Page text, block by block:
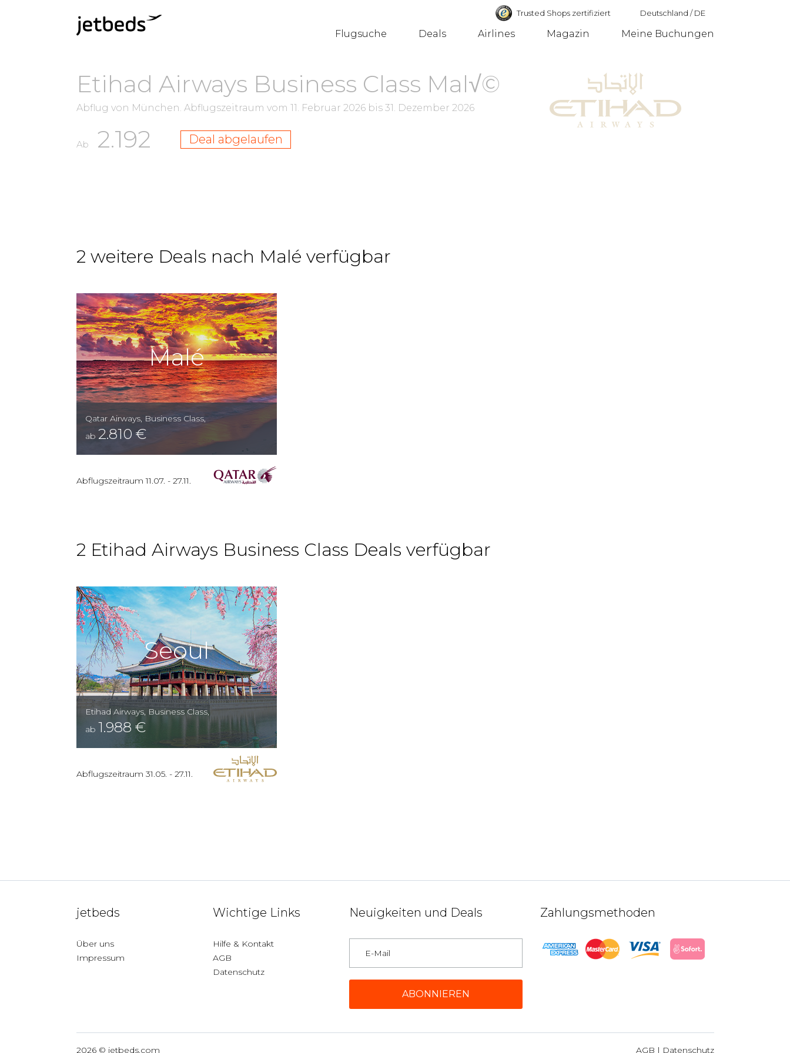
Trusted Shops zertifiziert Deutschland /DE
Deutschland
Flugsuche Deals Airlines Magazin Meine Buchungen
Etihad Airways Business Class Mal√©
Abflug von München. Abflugszeitraum vom 11. Februar 2026 bis 31. Dezember 2026
Ab 2.192 Deal abgelaufen
2 weitere Deals nach Malé verfügbar
Malé
Qatar Airways, Business Class,
ab 2.810 €
Abflugszeitraum11.07. - 27.11.
2 Etihad Airways Business Class Deals verfügbar
Seoul
Etihad Airways, Business Class,
ab 1.988 €
Abflugszeitraum 31.05. - 27.11.
jetbeds
Über uns
Impressum
Wichtige Links
Hilfe & Kontakt
AGB
Datenschutz
Neuigkeiten und Deals Zahlungsmethoden
2026 © jetbeds.com AGB | Datenschutz